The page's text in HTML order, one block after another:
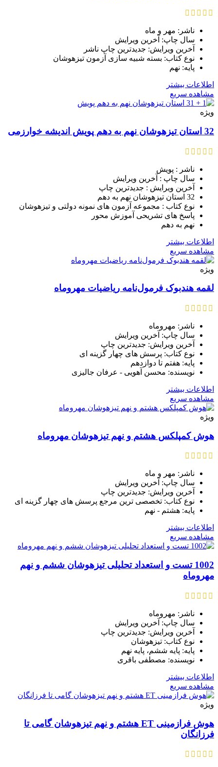
ناشر: مهر و ماه
سال چاپ: آخرین ویرایش
آخرین ویرایش: جدیدترین چاپ ناشر
نوع کتاب: بسته شبیه سازی آزمون تیزهوشان
پایه: نهم
اطلاعات بیشتر
مشاهده سریع
ویژه
32 استان تیزهوشان نهم به دهم پویش اندیشه خوارزمی
ناشر : پویش
سال چاپ : آخرین ویرایش
آخرین ویرایش : جدیدترین چاپ
32 استان تیزهوشان نهم به دهم
نوع کتاب : مجموعه آزمون های نمونه دولتی و تیزهوشان
پاسخ های تشریحی آموزش محور
نهم به دهم
اطلاعات بیشتر
مشاهده سریع
ویژه
لقمه هندبوک فرمول‌نامه ریاضیات مهروماه
ناشر: مهروماه
سال چاپ: آخرین ویرایش
آخرین ویرایش: جدیدترین چاپ
نوع کتاب: پرسش های چهار گزینه ای
پایه: هفتم تا دوازدهم
نویسنده: محسن آهویی - عرفان جالیزی
اطلاعات بیشتر
مشاهده سریع
ویژه
هوش کمپلکس هشتم و نهم تیزهوشان مهروماه
ناشر: مهر و ماه
سال چاپ: آخرین ویرایش
آخرین ویرایش: جدیدترین چاپ
نوع کتاب: تخصصی ترین مرجع پرسش های چهار گزینه ای
پایه: هشتم - نهم
اطلاعات بیشتر
مشاهده سریع
1002 تست و استعداد تحلیلی تیزهوشان ششم و نهم
مهروماه
ناشر: مهروماه
سال چاپ: آخرین ویرایش
آخرین ویرایش: جدیدترین چاپ
نوع کتاب: تیزهوشان
پایه: پایه ششم، پایه نهم
نویسنده: مصطفی باقری
اطلاعات بیشتر
مشاهده سریع
ویژه
هوش فرازمینی ET هشتم و نهم تیزهوشان گامی تا
فرزانگان